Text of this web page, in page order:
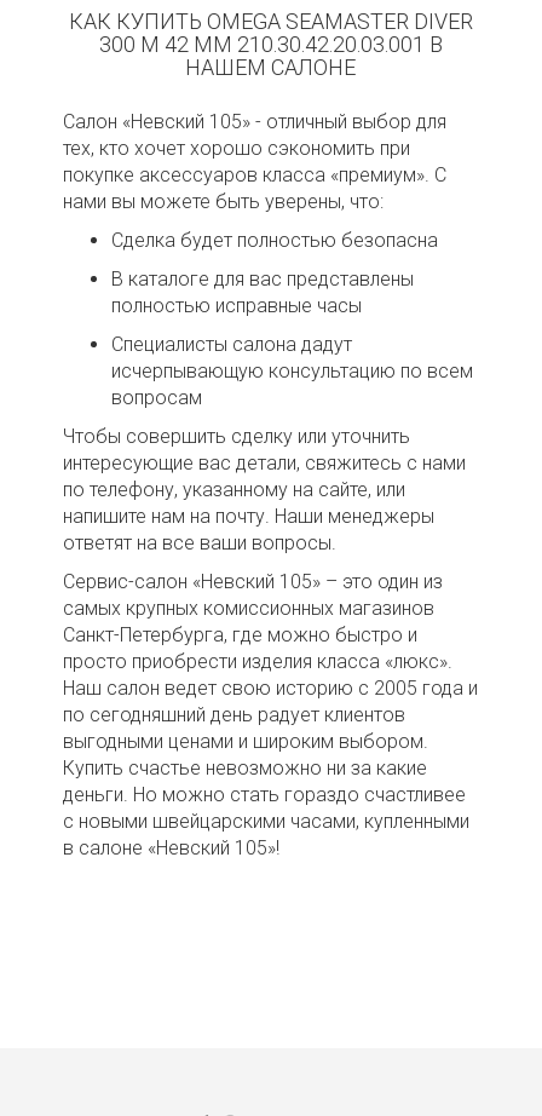
КАК КУПИТЬ OMEGA SEAMASTER DIVER
300 M 42 MM 210.30.42.20.03.001 В
НАШЕМ САЛОНЕ
Салон «Невский 105» - отличный выбор для
тех, кто хочет хорошо сэкономить при
покупке аксессуаров класса «премиум». С
нами вы можете быть уверены, что:
Сделка будет полностью безопасна
В каталоге для вас представлены
полностью исправные часы
Специалисты салона дадут
исчерпывающую консультацию по всем
вопросам
Чтобы совершить сделку или уточнить
интересующие вас детали, свяжитесь с нами
по телефону, указанному на сайте, или
напишите нам на почту. Наши менеджеры
ответят на все ваши вопросы.
Сервис-салон «Невский 105» – это один из
самых крупных комиссионных магазинов
Санкт-Петербурга, где можно быстро и
просто приобрести изделия класса «люкс».
Наш салон ведет свою историю с 2005 года и
по сегодняшний день радует клиентов
выгодными ценами и широким выбором.
Купить счастье невозможно ни за какие
деньги. Но можно стать гораздо счастливее
с новыми швейцарскими часами, купленными
в салоне «Невский 105»!